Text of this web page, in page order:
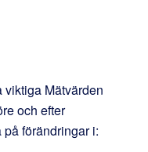
viktiga Mätvärden
och efter
förändringar i: